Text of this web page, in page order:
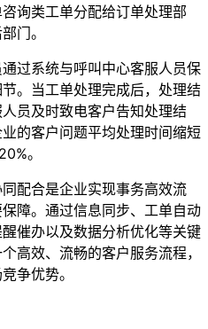
询类工单分配给订单处理部
门。
过系统与呼叫中心客服人员保
。当工单处理完成后，处理结
员及时致电客户告知处理结
的客户问题平均处理时间缩短
。
配合是企业实现事务高效流
障。通过信息同步、工单自动
催办以及数据分析优化等关键
高效、流畅的客户服务流程，
争优势。